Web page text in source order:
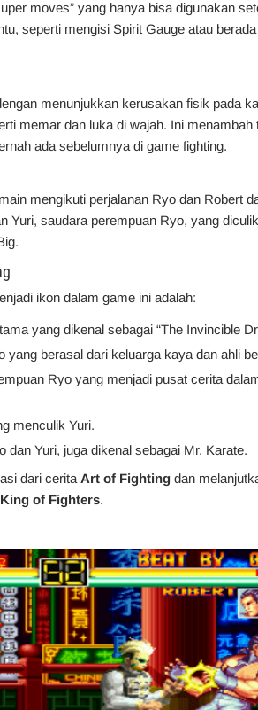
moves” yang hanya bisa digunakan
seperti mengisi Spirit Gauge atau
menunjukkan kerusakan fisik pada
memar dan luka di wajah. Ini menambah
ada sebelumnya di game fighting.
mengikuti perjalanan Ryo dan Robert
Yuri, saudara perempuan Ryo, yang
ikon dalam game ini adalah:
yang dikenal sebagai “The Invincible
yang berasal dari keluarga kaya dan ahli
Ryo yang menjadi pusat cerita
menculik Yuri.
dan Yuri, juga dikenal sebagai Mr. Karate.
dari cerita Art of Fighting dan
of Fighters.